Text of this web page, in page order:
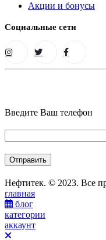
Акции и бонусы
Социальные сети
Введите Ваш телефон
Нефтитек. © 2023. Все
главная
блог
категории
аккаунт